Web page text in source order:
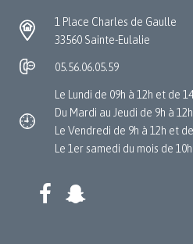
1 Place Charles de Gaulle
33560 Sainte-Eulalie
05.56.06.05.59
Le Lundi de 09h à 12h et de
Du Mardi au Jeudi de 9h à
Le Vendredi de 9h à 12h et
Le 1er samedi du mois de